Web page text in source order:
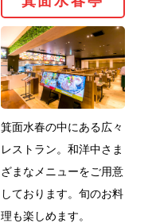
箕面水春の中にある広々
レストラン。和洋中さま
ざまなメニューをご用意
しております。旬のお料
理も楽しめます。